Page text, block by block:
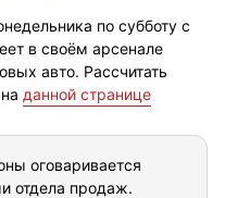
по субботу с
в своём арсенале
авто. Рассчитать
данной странице
оговаривается
отдела продаж.